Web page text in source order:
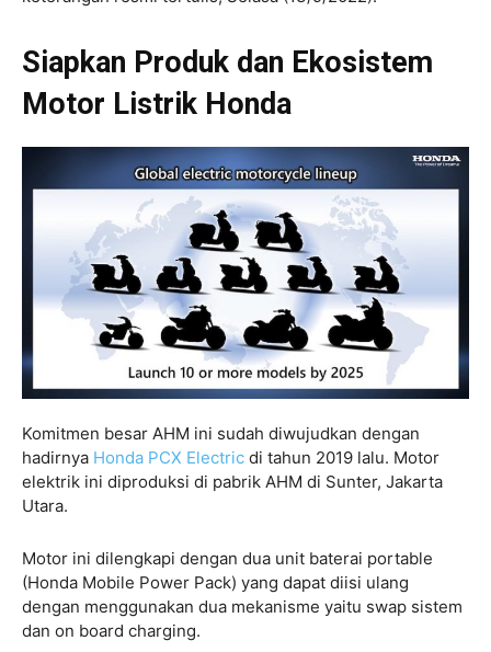
Siapkan Produk dan Ekosistem
Motor Listrik Honda
Komitmen besar AHM ini sudah diwujudkan dengan
hadirnya Honda PCX Electric di tahun 2019 lalu. Motor
elektrik ini diproduksi di pabrik AHM di Sunter, Jakarta
Utara.
Motor ini dilengkapi dengan dua unit baterai portable
(Honda Mobile Power Pack) yang dapat diisi ulang
dengan menggunakan dua mekanisme yaitu swap sistem
dan on board charging.